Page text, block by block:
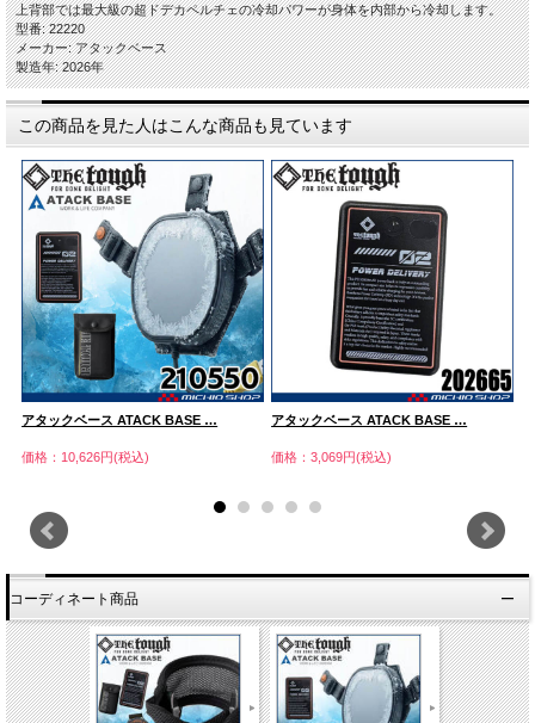
上背部では最大級の超ドデカペルチェの冷却パワーが身体を内部から冷却します。
型番: 22220
メーカー: アタックベース
製造年: 2026年
この商品を見た人はこんな商品も見ています
アタックベース ATACK BASE …
価格：10,626円(税込)
アタックベース ATACK BASE …
価格：3,069円(税込)
コーディネート商品